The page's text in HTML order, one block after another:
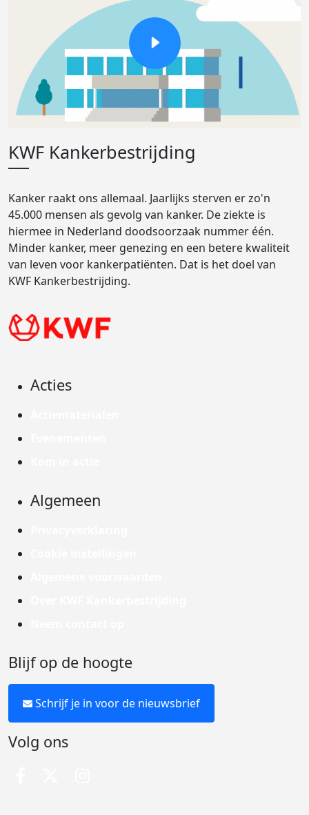
KWF Kankerbestrijding
Kanker raakt ons allemaal. Jaarlijks sterven er zo'n
45.000 mensen als gevolg van kanker. De ziekte is
hiermee in Nederland doodsoorzaak nummer één.
Minder kanker, meer genezing en een betere kwaliteit
van leven voor kankerpatiënten. Dat is het doel van
KWF Kankerbestrijding.
Acties
Algemeen
Blijf op de hoogte
Schrijf je in voor de nieuwsbrief
Volg ons